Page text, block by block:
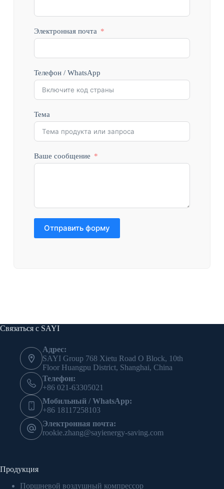
Электронная почта
Телефон / WhatsApp
Тема
Ваше сообщение
Отправить форму
Связаться с SAYI
Адрес:
SAYI Group 768 Xietu Road O Block, 10th
Floor Huangpu District, Shanghai, China
Телефон:
+86 021-63305021
Мобильный / WhatsApp:
+86 18117258103
Электронная почта:
rookie.zhang@sayienergy-saving.com
Продукция
Поршневой воздушный компрессор